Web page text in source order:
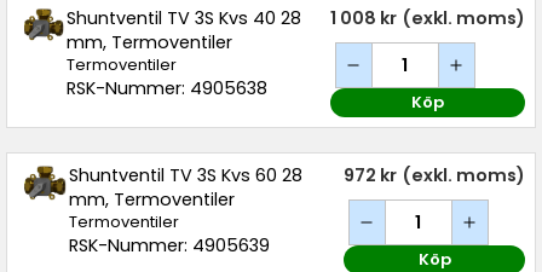
Shuntventil TV 3S Kvs 40 28
mm, Termoventiler
Termoventiler
RSK-Nummer: 4905638
1 008 kr (exkl. moms)
Köp
Shuntventil TV 3S Kvs 60 28
mm, Termoventiler
Termoventiler
RSK-Nummer: 4905639
972 kr (exkl. moms)
Köp